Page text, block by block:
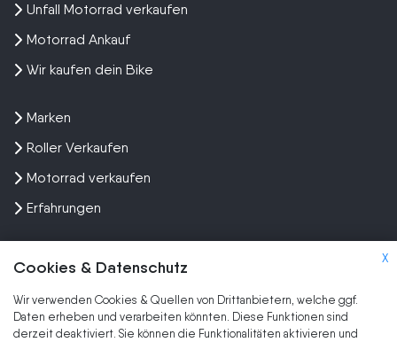
X
Cookies & Datenschutz
Wir verwenden Cookies & Quellen von Drittanbietern, welche ggf.
Daten erheben und verarbeiten könnten. Diese Funktionen sind
derzeit deaktiviert. Sie können die Funktionalitäten aktivieren und
Unfall Motorrad verkaufen
Motorrad Ankauf
Wir kaufen dein Bike
Marken
Roller Verkaufen
Motorrad verkaufen
Erfahrungen
SEHR GUT
Kundenbewertungen und Erfahrungen zu
Wir kaufen dein Motorrad